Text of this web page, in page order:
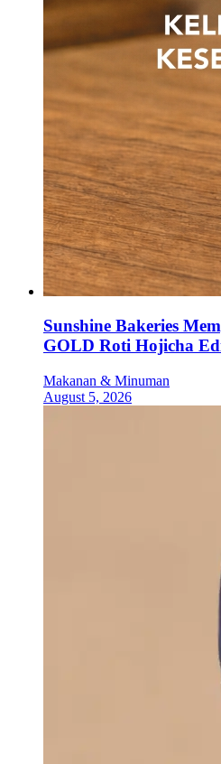
Sunshine Bakeries
GOLD Roti Hojicha
Makanan & Minuman
August 5, 2026